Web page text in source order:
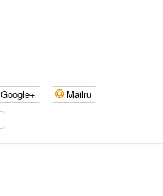
Google+
Mailru